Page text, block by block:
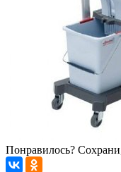
Понравилось?